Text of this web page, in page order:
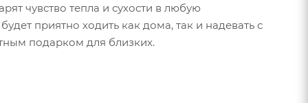
чувство тепла и сухости в любую
приятно ходить как дома, так и надевать с
подарком для близких.